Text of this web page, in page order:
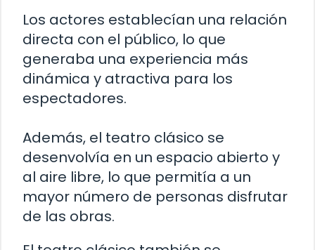
Los actores establecían una relación
directa con el público, lo que
generaba una experiencia más
dinámica y atractiva para los
espectadores.
Además, el teatro clásico se
desenvolvía en un espacio abierto y
al aire libre, lo que permitía a un
mayor número de personas disfrutar
de las obras.